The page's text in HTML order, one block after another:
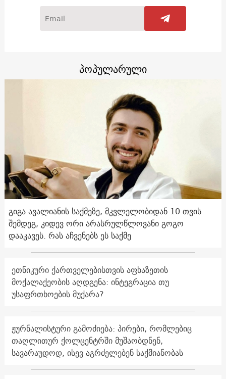
პოპულარული
გიგა ავალიანის საქმეზე, მკვლელობიდან 10 თვის
შემდეგ, კიდევ ორი არასრულწლოვანი გოგო
დააკავეს. რას აჩვენებს ეს საქმე
ეთნიკური ქართველებისთვის აფხაზეთის
მოქალაქეობის აღდგენა: ინტეგრაცია თუ
უსაფრთხოების მუქარა?
ჟურნალისტური გამოძიება: პირები, რომლებიც
თაღლითურ ქოლცენტრში მუშაობდნენ,
სავარაუდოდ, ისევ აგრძელებენ საქმიანობას